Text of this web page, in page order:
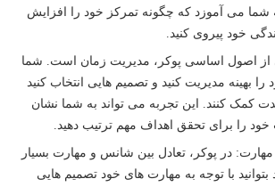
شما می آموزد که چگونه تمرکز خود را افزایش
خود پیروی کنید.
از اصول اساسی پوکر، مدیریت زمان است. شما
را بهینه مدیریت کنید و تصمیم هایی انتخاب کنید
کمک کنند. این تجربه می تواند به شما نشان
را برای تحقق اهداف مهم ترتیب دهید.
در پوکر، تعادل بین شانس و مهارت بسیار
با توجه به مهارت های خود تصمیم هایی